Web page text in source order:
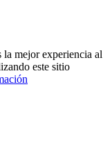
la mejor experiencia al
este sitio